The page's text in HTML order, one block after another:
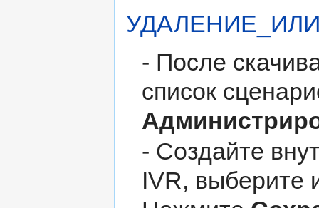
- После
список
- Создайте
IVR, выберите